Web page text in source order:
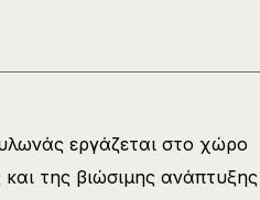
εργάζεται στο χώρο
και της βιώσιμης ανάπτυξης